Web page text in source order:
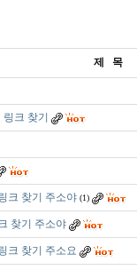
제 목
크 찾기
크 찾기 주소야 (1)
찾기 주소야
크 찾기 주소요